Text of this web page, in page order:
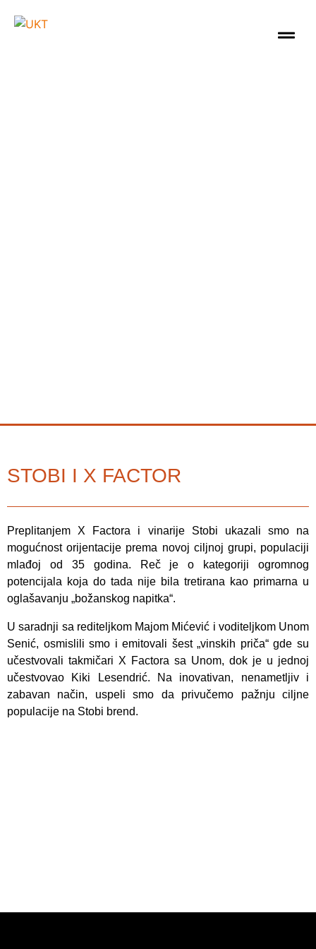
STOBI I X FACTOR
Preplitanjem X Factora i vinarije Stobi ukazali smo na
mogućnost orijentacije prema novoj ciljnoj grupi, populaciji
mlađoj od 35 godina. Reč je o kategoriji ogromnog
potencijala koja do tada nije bila tretirana kao primarna u
oglašavanju „božanskog napitka“.
U saradnji sa rediteljkom Majom Mićević i voditeljkom Unom
Senić, osmislili smo i emitovali šest „vinskih priča“ gde su
učestvovali takmičari X Factora sa Unom, dok je u jednoj
učestvovao Kiki Lesendrić. Na inovativan, nenametljiv i
zabavan način, uspeli smo da privučemo pažnju ciljne
populacije na Stobi brend.